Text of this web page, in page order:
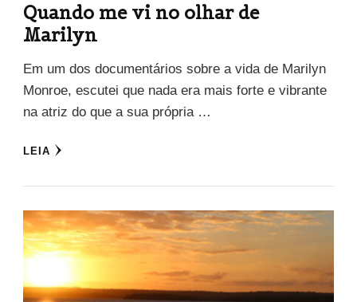
Quando me vi no olhar de
Marilyn
Em um dos documentários sobre a vida de Marilyn
Monroe, escutei que nada era mais forte e vibrante
na atriz do que a sua própria …
LEIA